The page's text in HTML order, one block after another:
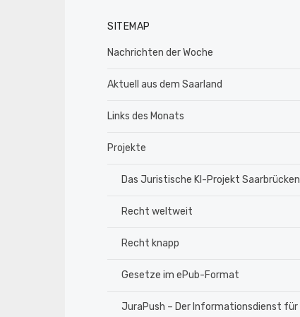
SITEMAP
Nachrichten der Woche
Aktuell aus dem Saarland
Links des Monats
Projekte
Das Juristische KI-Projekt Saarbrücken
Recht weltweit
Recht knapp
Gesetze im ePub-Format
JuraPush – Der Informationsdienst für